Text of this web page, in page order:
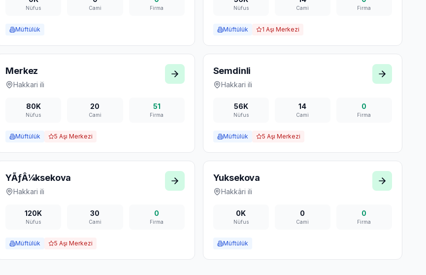
Nüfus Cami Firma
Müftülük
Nüfus Cami Firma
Müftülük 1 Aşı Merkezi
Merkez
Hakkari ili
80K
Nüfus
20
Cami
51
Firma
Müftülük 5 Aşı Merkezi
Semdinli
Hakkari ili
56K
Nüfus
14
Cami
0
Firma
Müftülük 5 Aşı Merkezi
YÃƒÂ¼ksekova
Hakkari ili
120K
Nüfus
30
Cami
0
Firma
Müftülük 5 Aşı Merkezi
Yuksekova
Hakkâri ili
0K
Nüfus
0
Cami
0
Firma
Müftülük